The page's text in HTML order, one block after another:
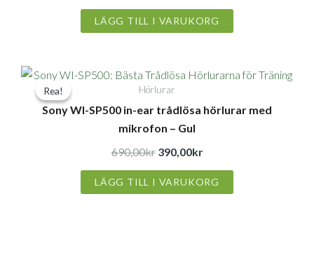
LÄGG TILL I VARUKORG
Rea!
Rea! Hörlurar
Sony WI-SP500 in-ear trådlösa hörlurar med
mikrofon – Gul
690,00kr
Det
ursprungliga
priset
var:
690,00kr.
390,00kr
Det
priset
LÄGG TILL I VARUKORG